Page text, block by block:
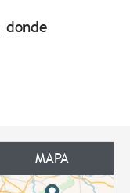
donde
MAPA